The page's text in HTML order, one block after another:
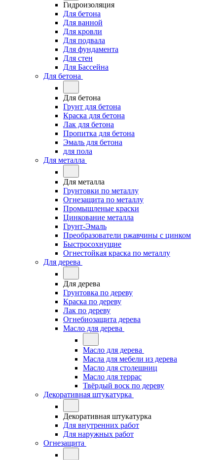
Гидроизоляция
Для бетона
Для ванной
Для кровли
Для подвала
Для фундамента
Для стен
Для Бассейна
Для бетона
Для бетона
Грунт для бетона
Краска для бетона
Лак для бетона
Пропитка для бетона
Эмаль для бетона
для пола
Для металла
Для металла
Грунтовки по металлу
Огнезащита по металлу
Промышленые краски
Цинкование металла
Грунт-Эмаль
Преобразователи ржавчины с цинком
Быстросохнущие
Огнестойкая краска по металлу
Для дерева
Для дерева
Грунтовка по дереву
Краска по дереву
Лак по дереву
Огнебиозащита дерева
Масло для дерева
Масло для дерева
Масла для мебели из дерева
Масло для столешниц
Масло для террас
Твёрдый воск по дереву
Декоративная штукатурка
Декоративная штукатурка
Для внутренних работ
Для наружных работ
Огнезащита